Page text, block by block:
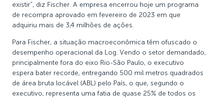
existir”, diz Fischer. A empresa encerrou hoje um programa
de recompra aprovado em fevereiro de 2023 em que
adquiriu mais de 3,4 milhões de ações.
Para Fischer, a situação macroeconômica têm ofuscado o
desempenho operacional da Log. Vendo o setor demandado,
principalmente fora do eixo Rio-São Paulo, o executivo
espera bater recorde, entregando 500 mil metros quadrados
de área bruta locável (ABL) pelo País, o que, segundo o
executivo, representa uma fatia de quase 25% de todos os